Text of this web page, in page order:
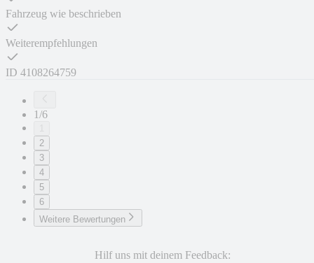
Fahrzeug wie beschrieben
Weiterempfehlungen
ID 4108264759
1/6
2
3
4
5
6
Weitere Bewertungen
Hilf uns mit deinem Feedback: